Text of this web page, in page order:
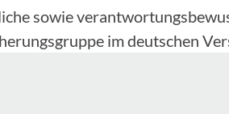
sowie
im deutschen